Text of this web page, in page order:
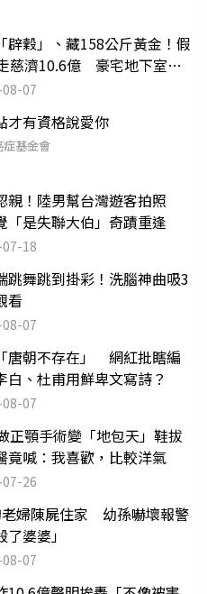
辟穀」、藏158公斤黃金！假
慈濟10.6億 豪宅地下室竟
金庫
07
才有資格說愛你
症基金會
親！陸男幫台灣遊客拍照
「是失聯大伯」奇蹟重逢
18
跳舞跳到掛彩！洗腦神曲吸3
看
07
唐朝不存在」 網紅批瞎編
白、杜甫用鮮卑文寫詩？
07
正顎手術變「地包天」鞋拔
喊：我喜歡，比較洋氣
26
婦陳屍住家 幼孫嚇壞報警
了婆婆」
07